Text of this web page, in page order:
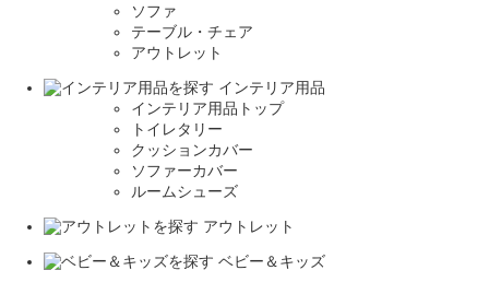
ソファ
テーブル・チェア
アウトレット
インテリア用品
インテリア用品トップ
トイレタリー
クッションカバー
ソファーカバー
ルームシューズ
アウトレット
ベビー＆キッズ